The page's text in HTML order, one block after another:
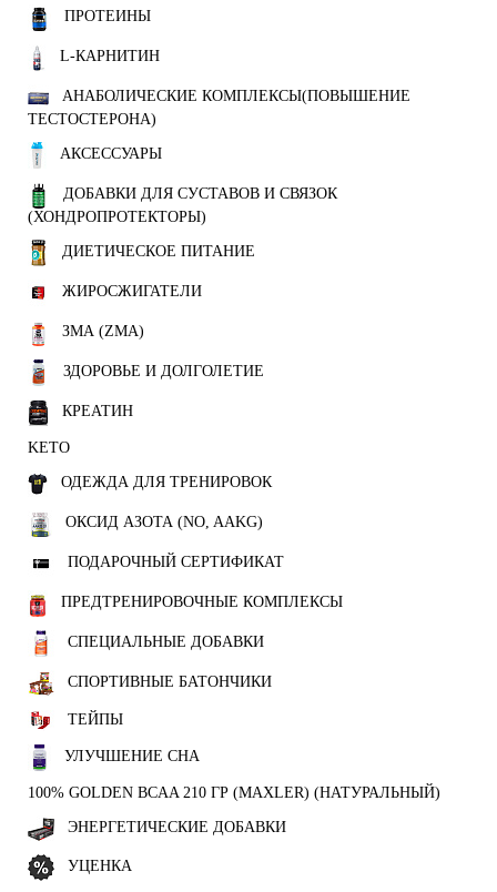
ПРОТЕИНЫ
L-КАРНИТИН
АНАБОЛИЧЕСКИЕ КОМПЛЕКСЫ(ПОВЫШЕНИЕ
ТЕСТОСТЕРОНА)
АКСЕССУАРЫ
ДОБАВКИ ДЛЯ СУСТАВОВ И СВЯЗОК
(ХОНДРОПРОТЕКТОРЫ)
ДИЕТИЧЕСКОЕ ПИТАНИЕ
ЖИРОСЖИГАТЕЛИ
ЗМА (ZMA)
ЗДОРОВЬЕ И ДОЛГОЛЕТИЕ
КРЕАТИН
KETO
ОДЕЖДА ДЛЯ ТРЕНИРОВОК
ОКСИД АЗОТА (NO, AAKG)
ПОДАРОЧНЫЙ СЕРТИФИКАТ
ПРЕДТРЕНИРОВОЧНЫЕ КОМПЛЕКСЫ
СПЕЦИАЛЬНЫЕ ДОБАВКИ
СПОРТИВНЫЕ БАТОНЧИКИ
ТЕЙПЫ
УЛУЧШЕНИЕ СНА
100% GOLDEN BCAA 210 ГР (MAXLER) (НАТУРАЛЬНЫЙ)
ЭНЕРГЕТИЧЕСКИЕ ДОБАВКИ
УЦЕНКА